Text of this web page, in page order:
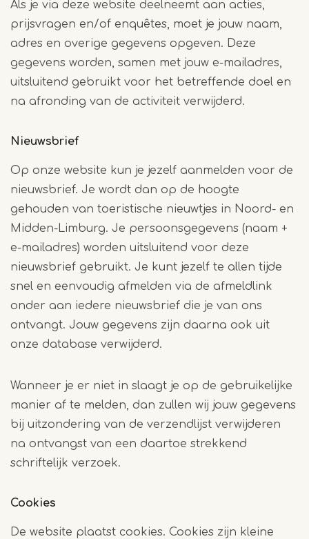
Als je via deze website deelneemt aan acties,
prijsvragen en/of enquêtes, moet je jouw naam,
adres en overige gegevens opgeven. Deze
gegevens worden, samen met jouw e-mailadres,
uitsluitend gebruikt voor het betreffende doel en
na afronding van de activiteit verwijderd.
Nieuwsbrief
Op onze website kun je jezelf aanmelden voor de
nieuwsbrief. Je wordt dan op de hoogte
gehouden van toeristische nieuwtjes in Noord- en
Midden-Limburg. Je persoonsgegevens (naam +
e-mailadres) worden uitsluitend voor deze
nieuwsbrief gebruikt. Je kunt jezelf te allen tijde
snel en eenvoudig afmelden via de afmeldlink
onder aan iedere nieuwsbrief die je van ons
ontvangt. Jouw gegevens zijn daarna ook uit
onze database verwijderd.
Wanneer je er niet in slaagt je op de gebruikelijke
manier af te melden, dan zullen wij jouw gegevens
bij uitzondering van de verzendlijst verwijderen
na ontvangst van een daartoe strekkend
schriftelijk verzoek.
Cookies
De website plaatst cookies. Cookies zijn kleine